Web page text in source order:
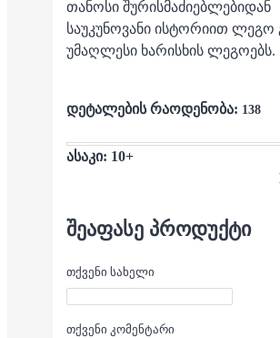
თანოსი შურისმაძიებლებიდან
საუკუნოვანი ისტორიით ლეგო
უმაღლესი ხარისხის ლეგოებს.
დეტალების რაოდენობა: 138
ასაკი: 10+
ᲨᲔᲐᲤᲐᲡᲔ ᲞᲠᲝᲓᲣᲥᲢᲘ
თქვენი სახელი
თქვენი კომენტარი